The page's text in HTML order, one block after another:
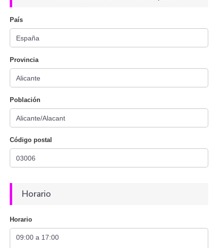
País
Provincia
Población
Código postal
Horario
Horario